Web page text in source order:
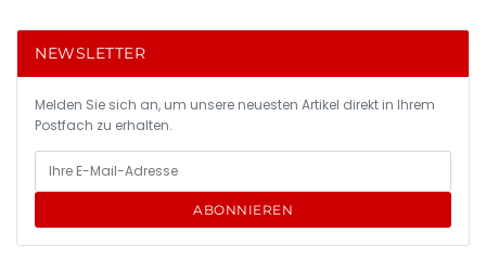
NEWSLETTER
Melden Sie sich an, um unsere neuesten Artikel direkt in Ihrem
Postfach zu erhalten.
ABONNIEREN